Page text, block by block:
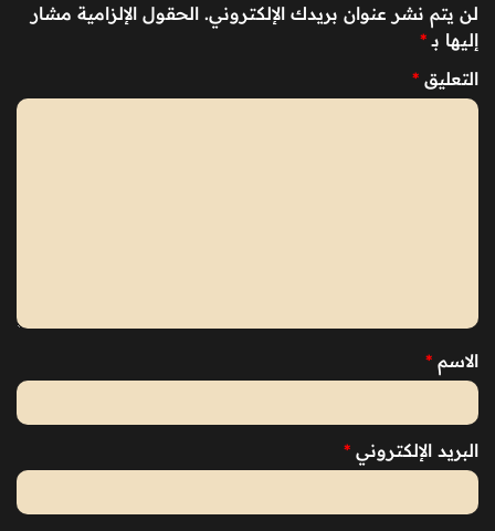
لن يتم نشر عنوان بريدك الإلكتروني. الحقول الإلزامية مشار
إليها بـ *
التعليق *
الاسم *
البريد الإلكتروني *